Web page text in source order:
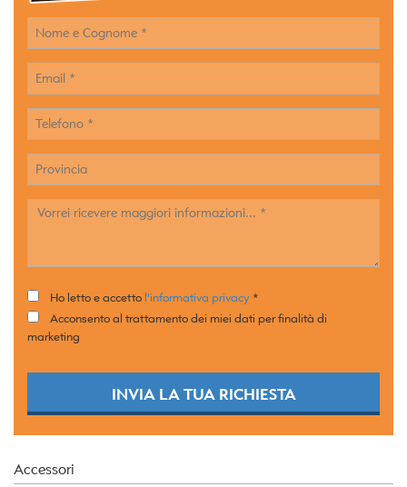
Ho letto e accetto l'informativa privacy *
Acconsento al trattamento dei miei dati per finalità di
marketing
INVIA LA TUA RICHIESTA
Accessori
Cookie necessari
Cookie delle preferenze
Cookie di marketing
cookie
policy
Salva